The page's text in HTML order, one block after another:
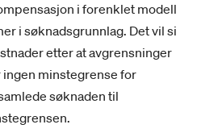
i forenklet modell
i søknadsgrunnlag. Det vil si
etter at avgrensninger
ingen minstegrense for
søknaden til